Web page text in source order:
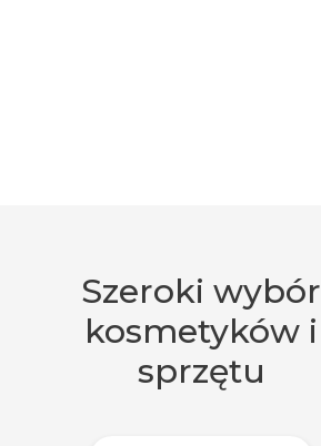
Szeroki wybór
kosmetyków i
sprzętu